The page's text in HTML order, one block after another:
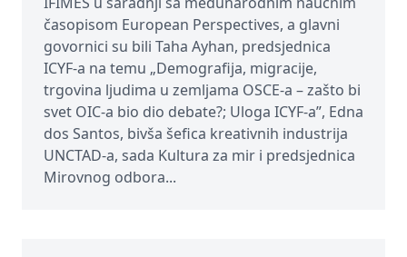
časopisom European Perspectives, a glavni
govornici su bili Taha Ayhan, predsjednica
ICYF-a na temu „Demografija, migracije,
trgovina ljudima u zemljama OSCE-a – zašto bi
svet OIC-a bio dio debate?; Uloga ICYF-a”, Edna
dos Santos, bivša šefica kreativnih industrija
UNCTAD-a, sada Kultura za mir i predsjednica
Mirovnog odbora...